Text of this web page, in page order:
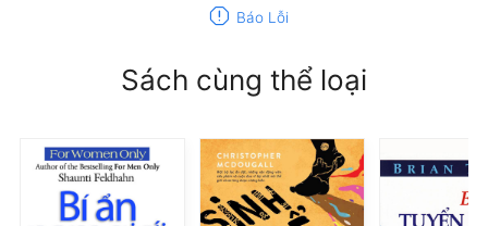
report Báo Lỗi
Sách cùng thể loại